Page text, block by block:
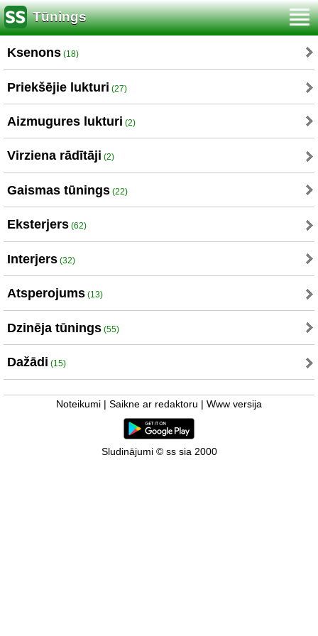
Tūnings
Ksenons (18)
Priekšējie lukturi (27)
Aizmugures lukturi (2)
Virziena rādītāji (2)
Gaismas tūnings (22)
Eksterjers (62)
Interjers (32)
Atsperojums (13)
Dzinēja tūnings (55)
Dažādi (15)
Noteikumi Saikne ar redaktoru Www versija
Sludinājumi © ss sia 2000